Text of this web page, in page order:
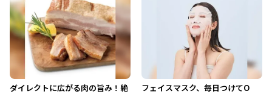
ダイレクトに広がる肉の旨み！絶
フェイスマスク、毎日つけてO